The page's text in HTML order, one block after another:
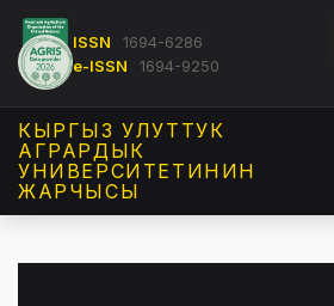
ISSN
1694-6286
e-ISSN
1694-9250
КЫРГЫЗ УЛУТТУК
АГРАРДЫК
УНИВЕРСИТЕТИНИН
ЖАРЧЫСЫ